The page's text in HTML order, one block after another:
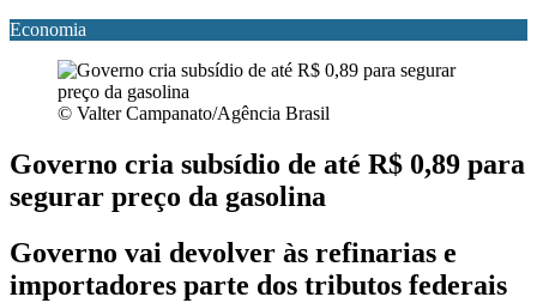
Economia
© Valter Campanato/Agência Brasil
Governo cria subsídio de até R$ 0,89 para
segurar preço da gasolina
Governo vai devolver às refinarias e
importadores parte dos tributos federais